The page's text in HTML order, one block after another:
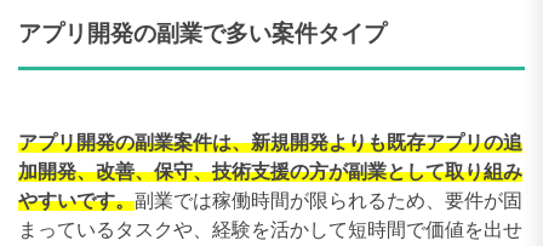
アプリ開発の副業で多い案件タイプ
アプリ開発の副業案件は、新規開発よりも既存アプリの追
加開発、改善、保守、技術支援の方が副業として取り組み
やすいです。副業では稼働時間が限られるため、要件が固
まっているタスクや、経験を活かして短時間で価値を出せ